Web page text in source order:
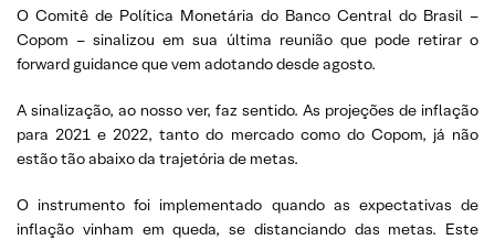
O Comitê de Política Monetária do Banco Central do Brasil –
Copom – sinalizou em sua última reunião que pode retirar o
forward guidance que vem adotando desde agosto.
A sinalização, ao nosso ver, faz sentido. As projeções de inflação
para 2021 e 2022, tanto do mercado como do Copom, já não
estão tão abaixo da trajetória de metas.
O instrumento foi implementado quando as expectativas de
inflação vinham em queda, se distanciando das metas. Este